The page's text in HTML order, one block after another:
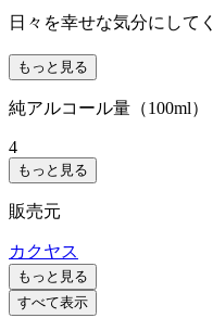
日々を幸せな気分にして
もっと見る
純アルコール量（100ml）
4
もっと見る
販売元
カクヤス
もっと見る
すべて表示